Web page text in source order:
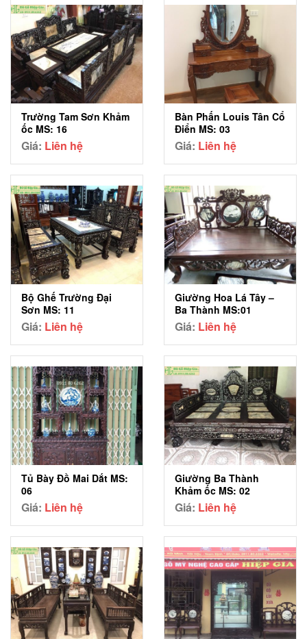
Trường Tam Sơn Khảm
ốc MS: 16
Giá: Liên hệ
Bàn Phấn Louis Tân Cổ
Điển MS: 03
Giá: Liên hệ
Bộ Ghế Trường Đại
Sơn MS: 11
Giá: Liên hệ
Giường Hoa Lá Tây –
Ba Thành MS:01
Giá: Liên hệ
Tủ Bày Đồ Mai Dắt MS:
06
Giá: Liên hệ
Giường Ba Thành
Khảm ốc MS: 02
Giá: Liên hệ